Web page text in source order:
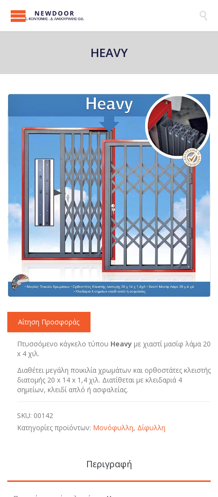

HEAVY
Αίτηση Προσφοράς
Πτυσσόμενο κάγκελο τύπου Heavy με χιαστί μασίφ λάμα 20
x 4 χιλ.
Διαθέτει μεγάλη ποικιλία χρωμάτων και ορθοστάτες κλειστής
διατομής 20 x 14 x 1,4 χιλ. Διατίθεται με κλειδαριά 4
σημείων, κλειδί απλό ή ασφαλείας.
SKU: 00142
Κατηγορίες προϊόντων: Moνόφυλλη, Δίφυλλη
Περιγραφή